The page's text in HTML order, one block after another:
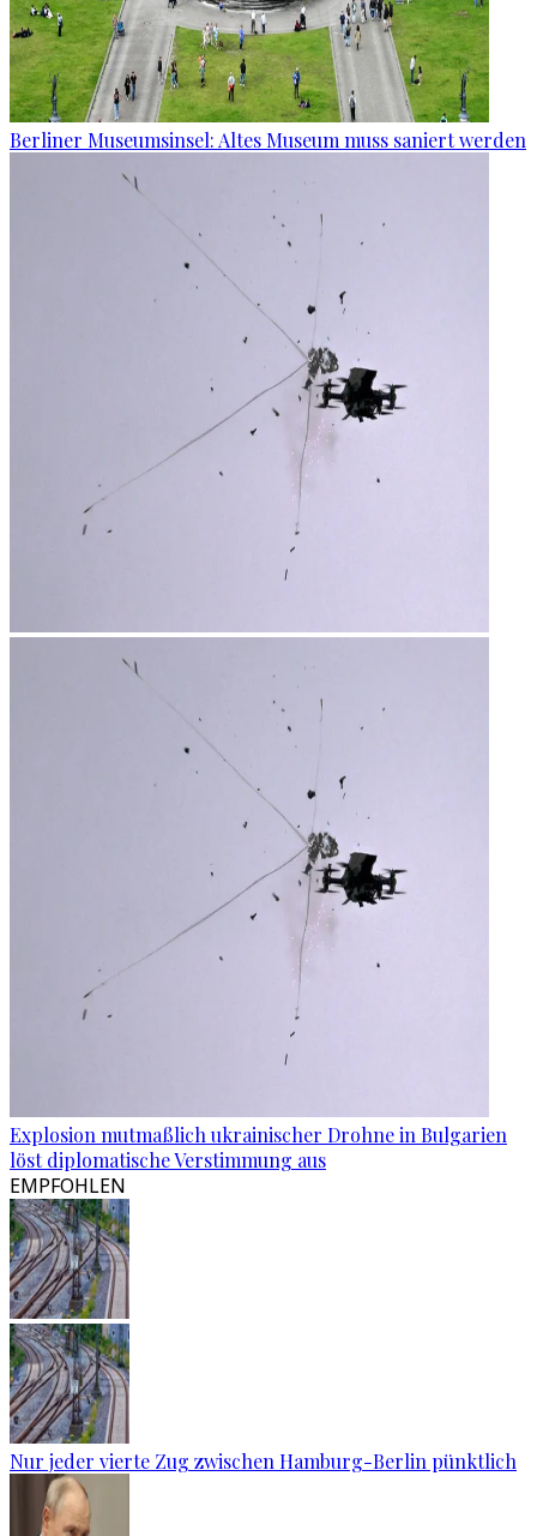
Berliner Museumsinsel: Altes Museum muss saniert werden
Explosion mutmaßlich ukrainischer Drohne in Bulgarien
löst diplomatische Verstimmung aus
EMPFOHLEN
Nur jeder vierte Zug zwischen Hamburg-Berlin pünktlich